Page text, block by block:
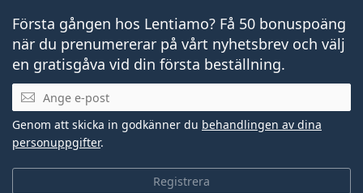
Första gången hos Lentiamo? Få 50 bonuspoäng
när du prenumererar på vårt nyhetsbrev och välj
en gratisgåva vid din första beställning.
Mejladress
Registrera
Genom att skicka in godkänner du behandlingen av dina
personuppgifter.